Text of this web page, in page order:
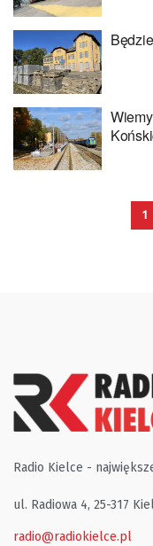
1
Radio Kielce -
ul. Radiowa 4, 25-317
radio@radiokielce.pl